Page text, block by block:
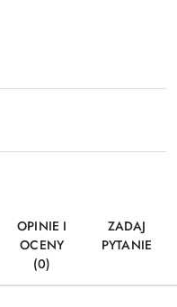
OPINIE I
OCENY
(0)
ZADAJ
PYTANIE